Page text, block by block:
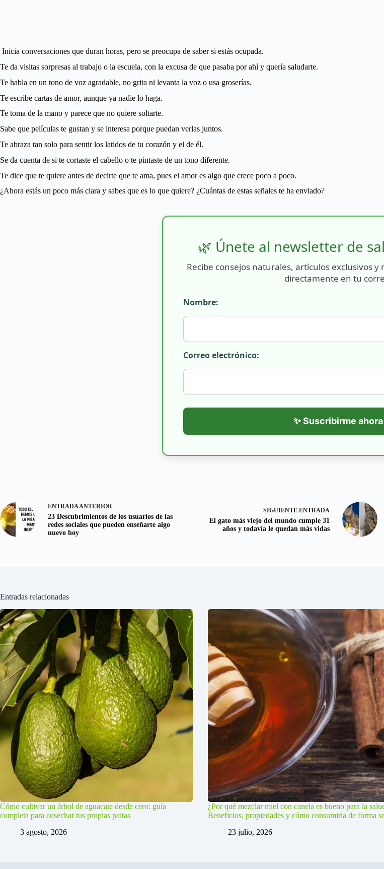
Inicia conversaciones que duran horas, pero se preocupa de saber si estás ocupada.
Te da visitas sorpresas al trabajo o la escuela, con la excusa de que pasaba por ahí y quería saludarte.
Te habla en un tono de voz agradable, no grita ni levanta la voz o usa groserías.
Te escribe cartas de amor, aunque ya nadie lo haga.
Te toma de la mano y parece que no quiere soltarte.
Sabe que películas te gustan y se interesa porque puedan verlas juntos.
Te abraza tan solo para sentir los latidos de tu corazón y el de él.
Se da cuenta de si te cortaste el cabello o te pintaste de un tono diferente.
Te dice que te quiere antes de decirte que te ama, pues el amor es algo que crece poco a poco.
¿Ahora estás un poco más clara y sabes que es lo que quiere? ¿Cuántas de estas señales te ha enviado?
🌿 Únete al newsletter de
Recibe consejos naturales, artículos exclusivos
directamente en tu
Nombre:
Correo electrónico:
✨ Suscribirme ahora
ENTRADAANTERIOR
23 Descubrimientos de los usuarios de las
redes sociales que pueden enseñarte algo
nuevo hoy
SIGUIENTE ENTRADA
El gato más viejo del mundo cumple 31
años y todavía le quedan más vidas
Entradas relacionadas
Cómo cultivar un árbol de aguacate desde cero: guía
completa para cosechar tus propias paltas
3 agosto, 2026
¿Por qué mezclar miel con canela es bueno para la
Beneficios, propiedades y cómo consumirla de forma
23 julio, 2026